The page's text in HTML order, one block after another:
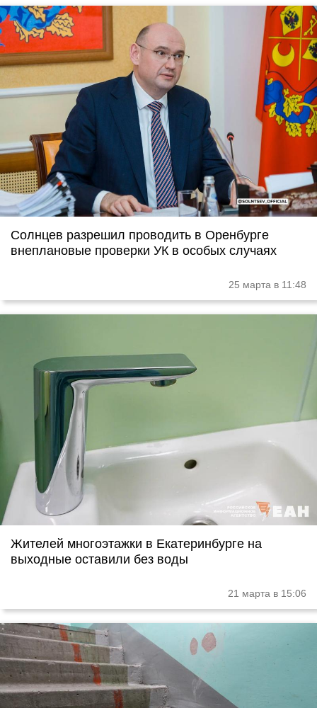
Солнцев разрешил проводить в Оренбурге
внеплановые проверки УК в особых случаях
25 марта в 11:48
Жителей многоэтажки в Екатеринбурге на
выходные оставили без воды
21 марта в 15:06